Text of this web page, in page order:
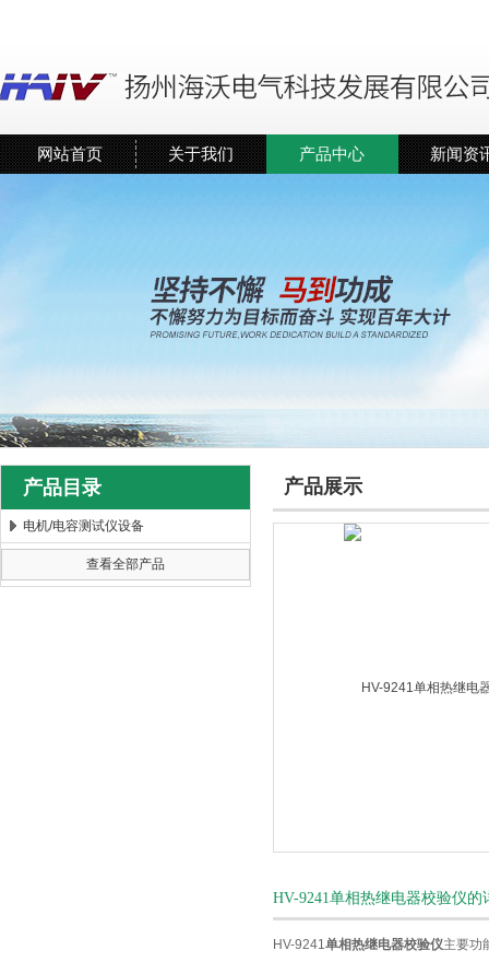
扬州海沃电气科技发展有限公司
网站首页 关于我们 产品中心 新闻资
产品目录
电机/电容测试仪设备
查看全部产品
产品展示
HV-9241单相热继电器校验仪的
HV-9241单相热继电器校验仪主要功